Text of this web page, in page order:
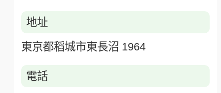
地址
東京都稻城市東長沼 1964
電話